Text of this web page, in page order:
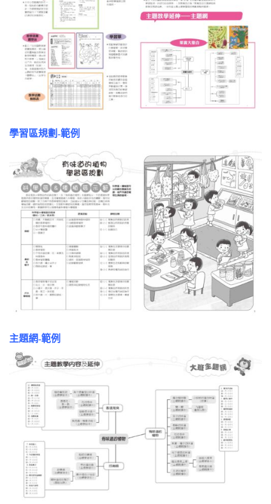
學習區規劃-範例
主題網-範例